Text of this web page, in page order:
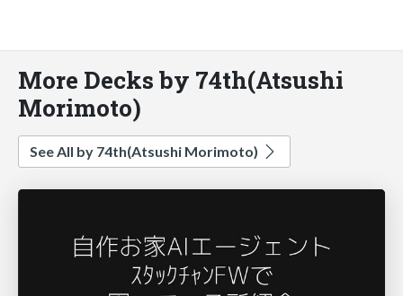
More Decks by 74th(Atsushi
Morimoto)
See All by 74th(Atsushi Morimoto)